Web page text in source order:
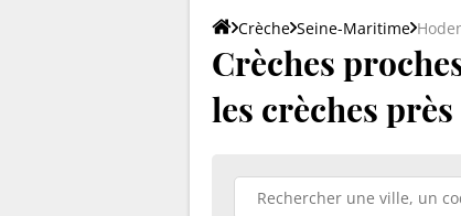
Crèche Seine-Maritime
Crèches
les crèches